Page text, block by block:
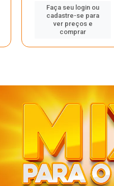
Faça seu login ou
cadastre-se para
ver preços e
comprar